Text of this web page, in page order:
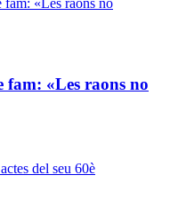
fam: «Les raons no